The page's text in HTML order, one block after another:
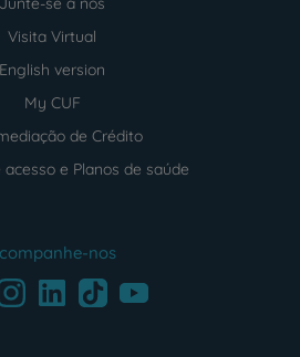
Visita Virtual
English version
My CUF
de Crédito
acesso e Planos de saúde
nos
LinkedInTikTokYoutube